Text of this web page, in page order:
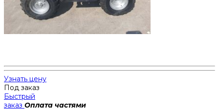
Узнать цену
Под заказ
Быстрый
заказ Оплата частями